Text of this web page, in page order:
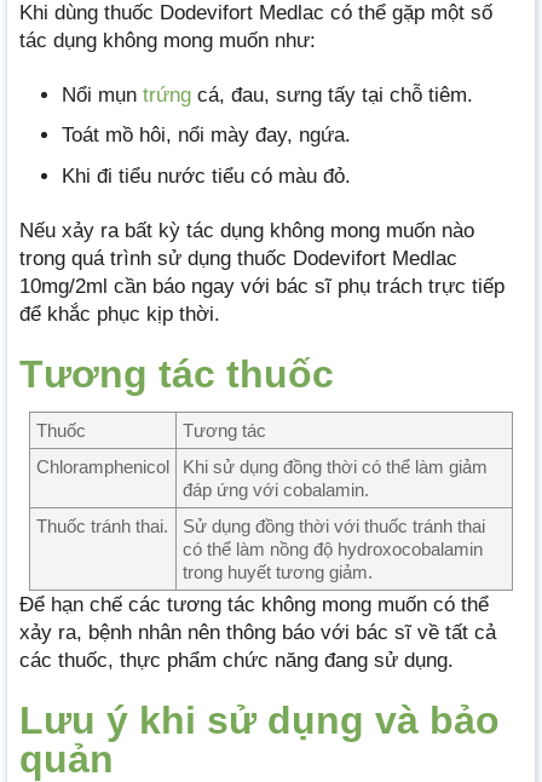
Khi dùng thuốc Dodevifort Medlac có thể gặp một số
tác dụng không mong muốn như:
Nổi mụn trứng cá, đau, sưng tấy tại chỗ tiêm.
Toát mồ hôi, nổi mày đay, ngứa.
Khi đi tiểu nước tiểu có màu đỏ.
Nếu xảy ra bất kỳ tác dụng không mong muốn nào
trong quá trình sử dụng thuốc Dodevifort Medlac
10mg/2ml cần báo ngay với bác sĩ phụ trách trực tiếp
để khắc phục kịp thời.
Tương tác thuốc
Thuốc
Tương tác
Chloramphenicol
Khi sử dụng đồng thời có thể làm giảm
đáp ứng với cobalamin.
Thuốc tránh thai.
Sử dụng đồng thời với thuốc tránh thai
có thể làm nồng độ hydroxocobalamin
trong huyết tương giảm.
Để hạn chế các tương tác không mong muốn có thể
xảy ra, bệnh nhân nên thông báo với bác sĩ về tất cả
các thuốc, thực phẩm chức năng đang sử dụng.
Lưu ý khi sử dụng và bảo
quản